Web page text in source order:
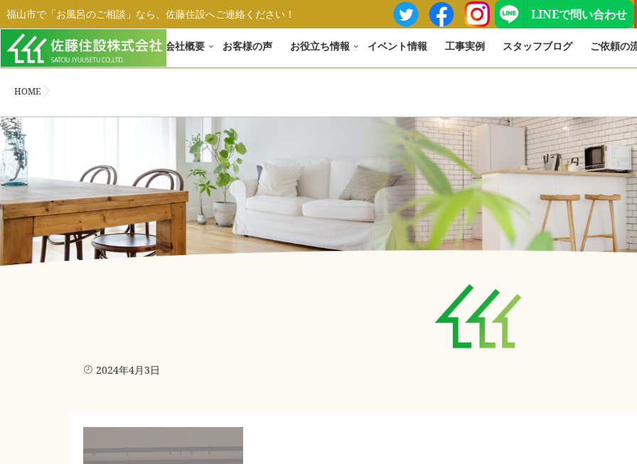
福山市で「お風呂のご相談」なら、佐藤住設へご連絡ください！ LINEで問い合わせ
ホーム 会社概要 お客様の声 お役立ち情報 イベント情報 工事実例 スタッフブログ ご依頼の
HOME
2024年4月3日